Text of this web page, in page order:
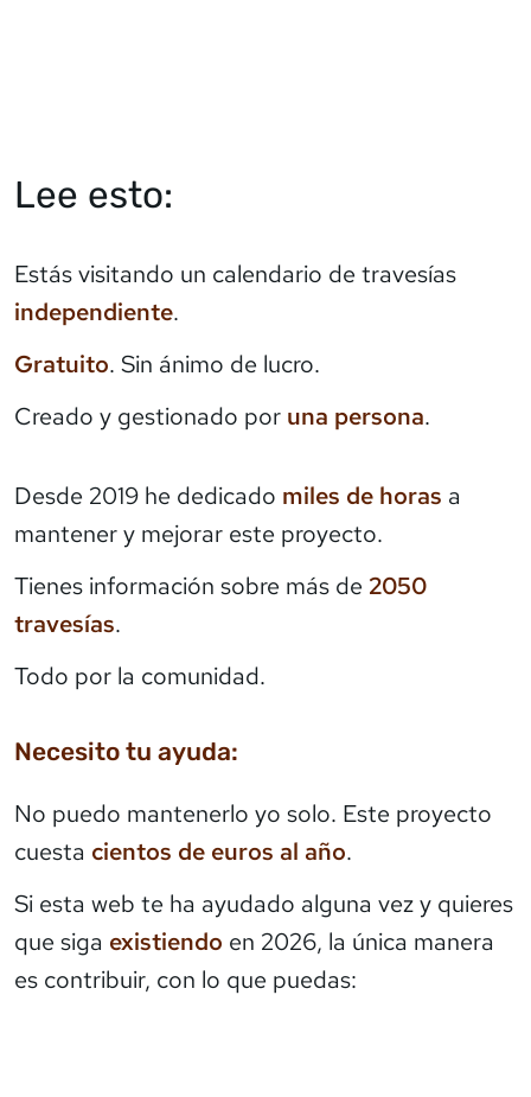
Lee esto:
Estás visitando un calendario de travesías
independiente.
Gratuito. Sin ánimo de lucro.
Creado y gestionado por una persona.
Desde 2019 he dedicado miles de horas a
mantener y mejorar este proyecto.
Tienes información sobre más de 2050
travesías.
Todo por la comunidad.
Necesito tu ayuda:
No puedo mantenerlo yo solo. Este proyecto
cuesta cientos de euros al año.
Si esta web te ha ayudado alguna vez y quieres
que siga existiendo en 2026, la única manera
es contribuir, con lo que puedas: